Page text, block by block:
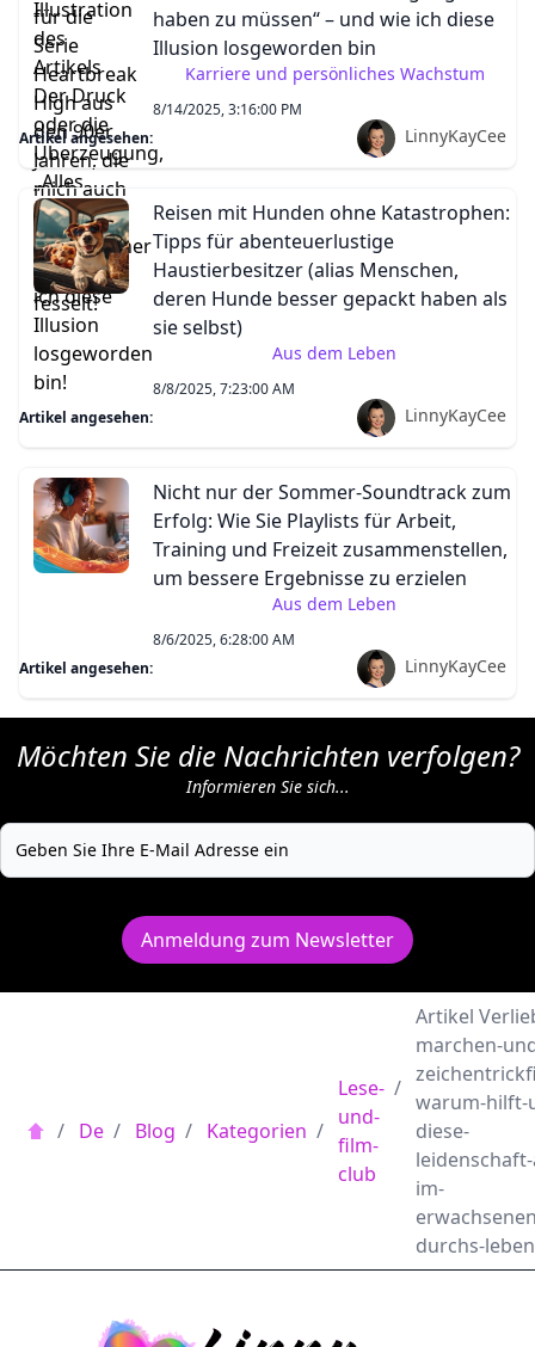
haben zu müssen“ – und wie ich diese
Illusion losgeworden bin
Karriere und persönliches Wachstum
8/14/2025, 3:16:00 PM
Artikel angesehen:
LinnyKayCee
Reisen mit Hunden ohne Katastrophen:
Tipps für abenteuerlustige
Haustierbesitzer (alias Menschen,
deren Hunde besser gepackt haben als
sie selbst)
Aus dem Leben
8/8/2025, 7:23:00 AM
Artikel angesehen:
LinnyKayCee
Nicht nur der Sommer-Soundtrack zum
Erfolg: Wie Sie Playlists für Arbeit,
Training und Freizeit zusammenstellen,
um bessere Ergebnisse zu erzielen
Aus dem Leben
8/6/2025, 6:28:00 AM
Artikel angesehen:
LinnyKayCee
Möchten Sie die Nachrichten verfolgen?
Informieren Sie sich...
Anmeldung zum Newsletter
/ De / Blog / Kategorien /
Lese-
und-
film-
club
/
Artikel
marchen-
warum-hilft-
diese-
im-
durchs-leben